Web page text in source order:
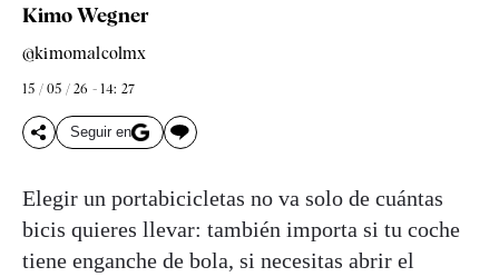
Kimo Wegner
@kimomalcolmx
15 / 05 / 26 - 14: 27
Seguir en
Elegir un portabicicletas no va solo de cuántas
bicis quieres llevar: también importa si tu coche
tiene enganche de bola, si necesitas abrir el